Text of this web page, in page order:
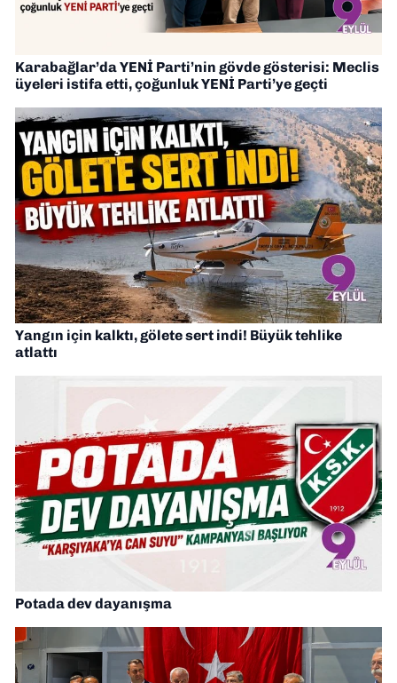
Karabağlar’da YENİ Parti’nin gövde gösterisi: Meclis
üyeleri istifa etti, çoğunluk YENİ Parti’ye geçti
Yangın için kalktı, gölete sert indi! Büyük tehlike
atlattı
Potada dev dayanışma